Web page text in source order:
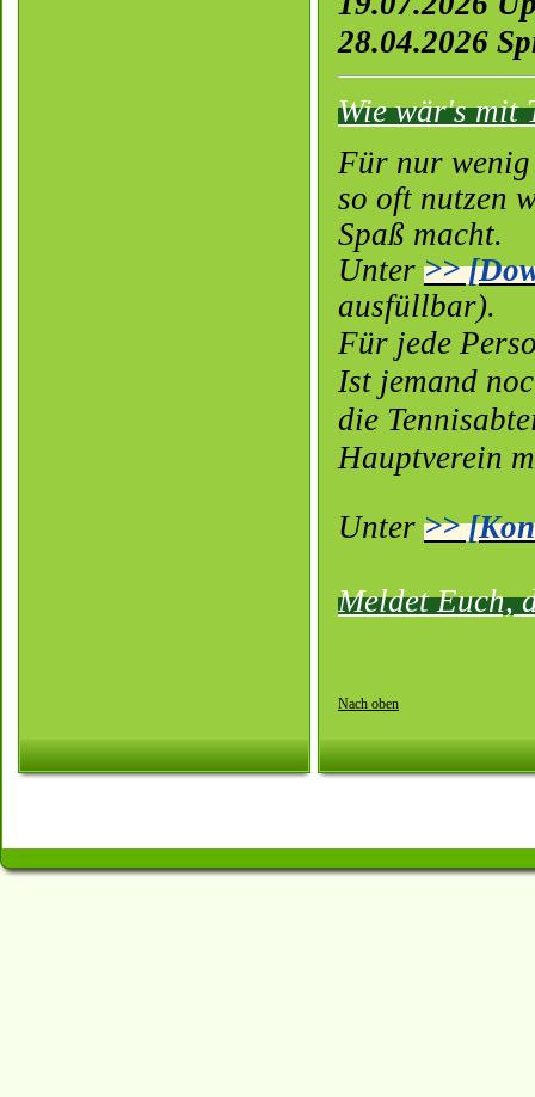
28.04.2026
Wie wär's mit
Für nur
so oft nutzen
Spaß macht.
Unter >>
ausfüllbar).
Für jede
Ist jemand
die
Hauptverein
Unter >>
Meldet Euch,
Nach oben